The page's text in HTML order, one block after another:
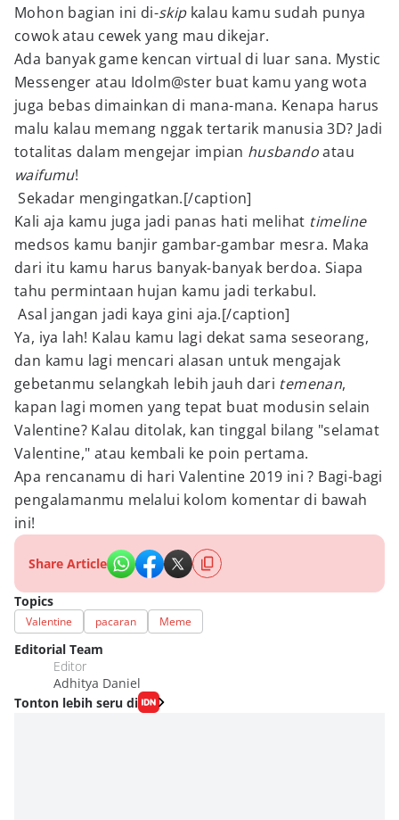
Mohon bagian ini di-skipkalau kamu sudah punya
cowok atau cewek yang mau dikejar.
Ada banyak game kencan virtual di luar sana. Mystic
Messenger atau Idolm@ster buat kamu yang wota
juga bebas dimainkan di mana-mana. Kenapa harus
malu kalau memang nggak tertarik manusia 3D? Jadi
totalitas dalam mengejar impian husbandoatau
waifumu!
Sekadar mengingatkan.[/caption]
Kali aja kamu juga jadi panas hati melihat timeline
medsos kamu banjir gambar-gambar mesra. Maka
dari itu kamu harus banyak-banyak berdoa. Siapa
tahu permintaan hujan kamu jadi terkabul.
Asal jangan jadi kaya gini aja.[/caption]
Ya, iya lah! Kalau kamu lagi dekat sama seseorang,
dan kamu lagi mencari alasan untuk mengajak
gebetanmu selangkah lebih jauh dari temenan,
kapan lagi momen yang tepat buat modusin selain
Valentine? Kalau ditolak, kan tinggal bilang "selamat
Valentine," atau kembali ke poin pertama.
Apa rencanamu di hari Valentine 2019 ini ? Bagi-bagi
pengalamanmu melalui kolom komentar di bawah
ini!
Share Article
Topics
Valentine pacaran Meme
Editorial Team
Editor
Adhitya Daniel
Tonton lebih seru di